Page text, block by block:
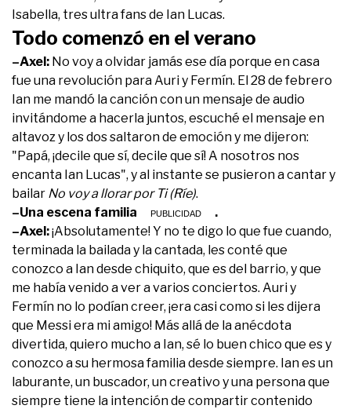
Isabella, tres ultra fans de Ian Lucas.
Todo comenzó en el verano
–Axel: No voy a olvidar jamás ese día porque en casa
fue una revolución para Auri y Fermín. El 28 de febrero
Ian me mandó la canción con un mensaje de audio
invitándome a hacerla juntos, escuché el mensaje en
altavoz y los dos saltaron de emoción y me dijeron:
"Papá, ¡decile que sí, decile que sí! A nosotros nos
encanta Ian Lucas", y al instante se pusieron a cantar y
bailar No voy a llorar por Ti (Ríe).
–Una escena familiar entrañable.
–Axel:¡Absolutamente! Y no te digo lo que fue cuando,
terminada la bailada y la cantada, les conté que
conozco a Ian desde chiquito, que es del barrio, y que
me había venido a ver a varios conciertos. Auri y
Fermín no lo podían creer, ¡era casi como si les dijera
que Messi era mi amigo! Más allá de la anécdota
divertida, quiero mucho a Ian, sé lo buen chico que es y
conozco a su hermosa familia desde siempre. Ian es un
laburante, un buscador, un creativo y una persona que
siempre tiene la intención de compartir contenido